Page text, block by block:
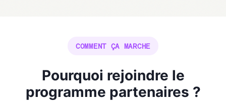
COMMENT ÇA MARCHE
Pourquoi rejoindre le
programme partenaires ?